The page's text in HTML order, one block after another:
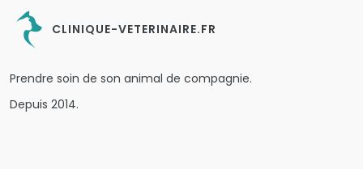
CLINIQUE-VETERINAIRE.FR
Prendre soin de son animal de compagnie.
Depuis 2014.